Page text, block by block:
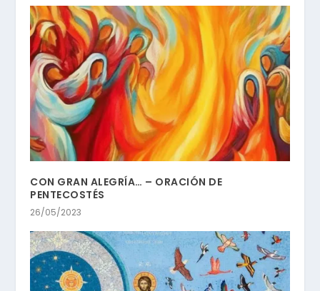
CON GRAN ALEGRÍA… – ORACIÓN DE
PENTECOSTÉS
26/05/2023